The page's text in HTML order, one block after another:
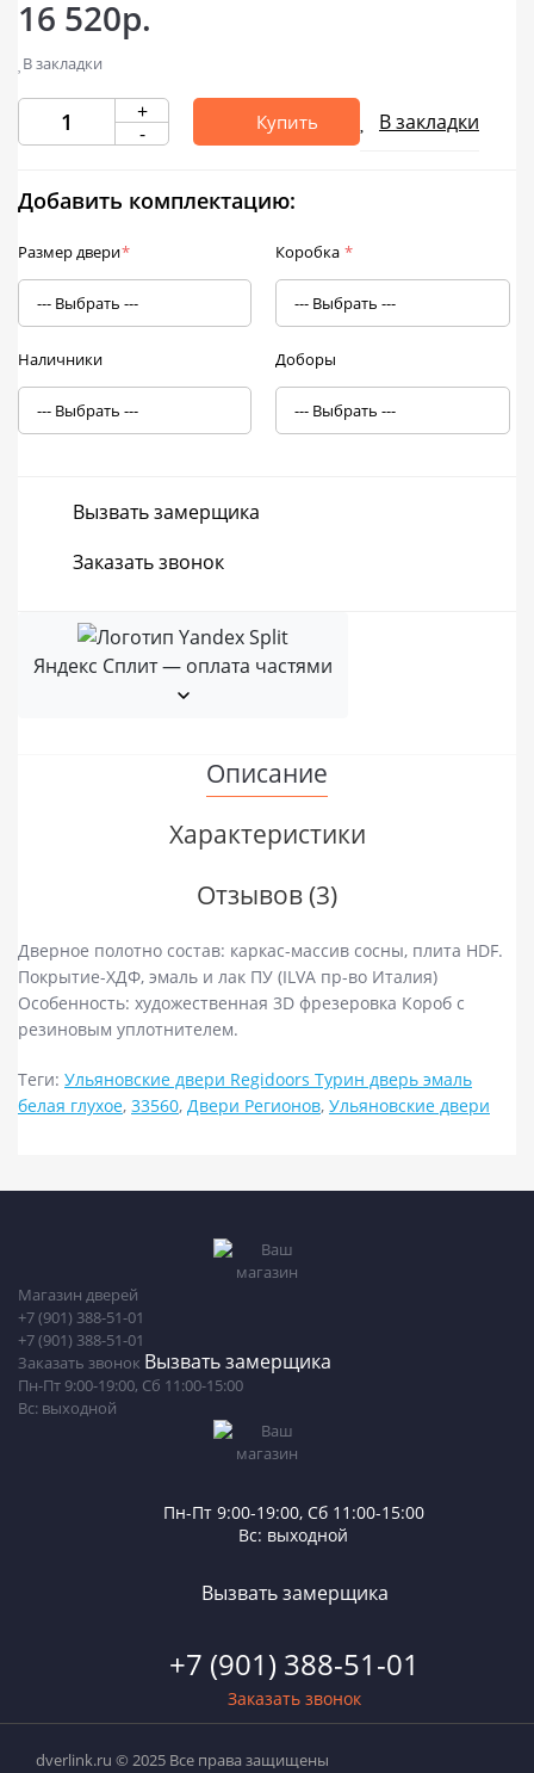
16 520р.
В закладки
+
-
Купить В закладки
Добавить комплектацию:
Размер двери* Коробка *
Наличники Доборы
Вызвать замерщика
Заказать звонок
Яндекс Сплит — оплата частями
Описание
Характеристики
Отзывов (3)
Дверное полотно состав: каркас-массив сосны, плита HDF.
Покрытие-ХДФ, эмаль и лак ПУ (ILVA пр-во Италия)
Особенность: художественная 3D фрезеровка Короб с
резиновым уплотнителем.
Теги: Ульяновские двери Regidoors Турин дверь эмаль
белая глухое, 33560, Двери Регионов, Ульяновские двери
Магазин дверей
+7 (901) 388-51-01
+7 (901) 388-51-01
Заказать звонок Вызвать замерщика
Пн-Пт 9:00-19:00, Сб 11:00-15:00
Вс: выходной
Пн-Пт 9:00-19:00, Сб 11:00-15:00
Вс: выходной
Вызвать замерщика
+7 (901) 388-51-01
Заказать звонок
dverlink.ru © 2025 Все права защищены